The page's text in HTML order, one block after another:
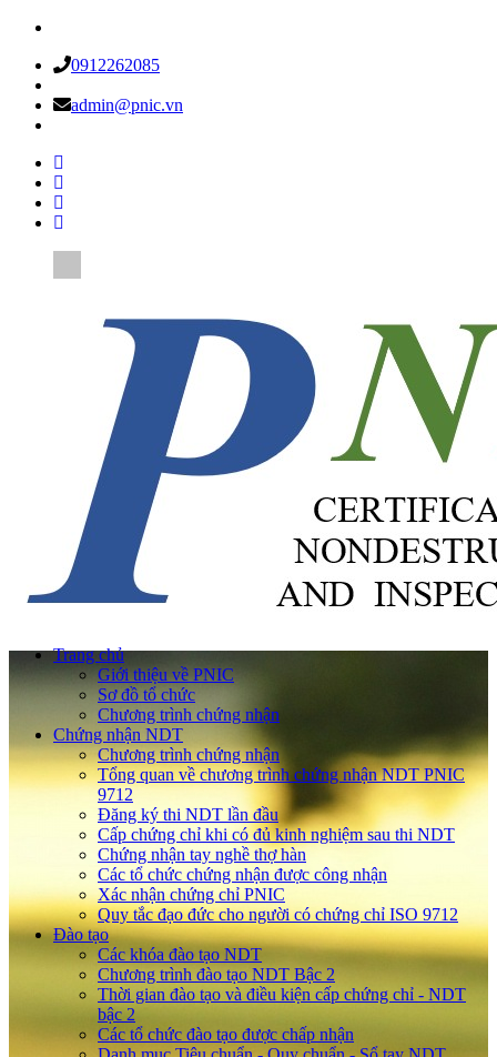
0912262085
admin@pnic.vn
Trang chủ
Giới thiệu về PNIC
Sơ đồ tổ chức
Chương trình chứng nhận
Chứng nhận NDT
Chương trình chứng nhận
Tổng quan về chương trình chứng nhận NDT PNIC
9712
Đăng ký thi NDT lần đầu
Cấp chứng chỉ khi có đủ kinh nghiệm sau thi NDT
Chứng nhận tay nghề thợ hàn
Các tổ chức chứng nhận được công nhận
Xác nhận chứng chỉ PNIC
Quy tắc đạo đức cho người có chứng chỉ ISO 9712
Đào tạo
Các khóa đào tạo NDT
Chương trình đào tạo NDT Bậc 2
Thời gian đào tạo và điều kiện cấp chứng chỉ - NDT
bậc 2
Các tổ chức đào tạo được chấp nhận